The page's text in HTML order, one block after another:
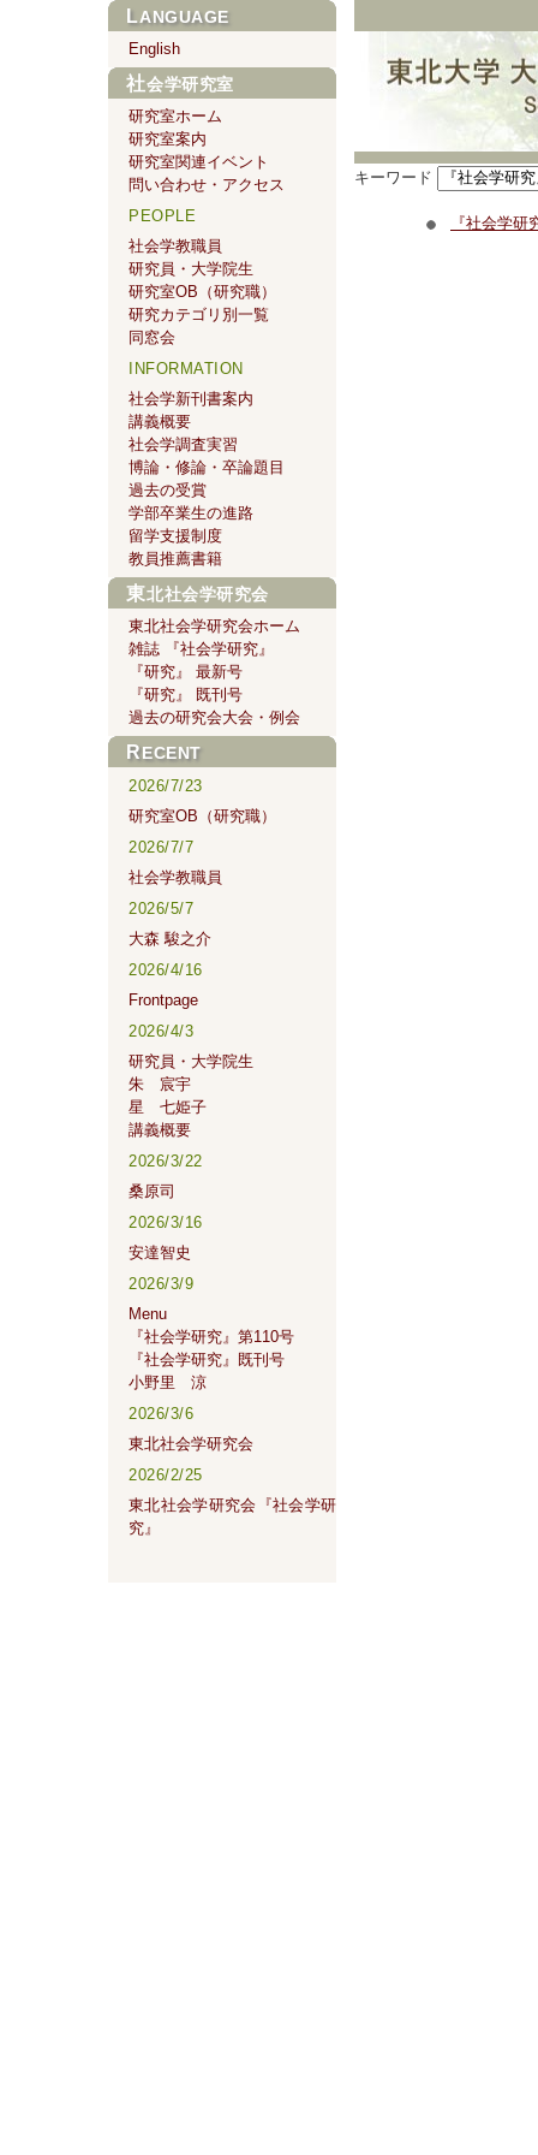
キーワード
『社会学研
LANGUAGE
English
社会学研究室
研究室ホーム
研究室案内
研究室関連イベント
問い合わせ・アクセス
PEOPLE
社会学教職員
研究員・大学院生
研究室OB（研究職）
研究カテゴリ別一覧
同窓会
INFORMATION
社会学新刊書案内
講義概要
社会学調査実習
博論・修論・卒論題目
過去の受賞
学部卒業生の進路
留学支援制度
教員推薦書籍
東北社会学研究会
東北社会学研究会ホーム
雑誌 『社会学研究』
『研究』 最新号
『研究』 既刊号
過去の研究会大会・例会
RECENT
2026/7/23
研究室OB（研究職）
2026/7/7
社会学教職員
2026/5/7
大森 駿之介
2026/4/16
Frontpage
2026/4/3
研究員・大学院生
朱 宸宇
星 七姫子
講義概要
2026/3/22
桑原司
2026/3/16
安達智史
2026/3/9
Menu
『社会学研究』第110号
『社会学研究』既刊号
小野里 涼
2026/3/6
東北社会学研究会
2026/2/25
東北社会学研究会『社会学研
究』